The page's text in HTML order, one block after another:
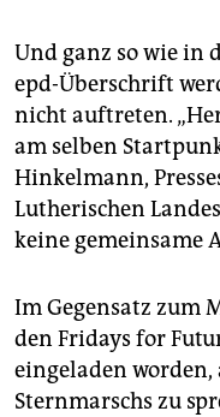
Und ganz so wie in
epd-Überschrift
nicht auftreten.
am selben
Hinkelmann,
Lutherischen
keine gemeinsame
Im Gegensatz zum
den Fridays for
eingeladen
Sternmarschs zu